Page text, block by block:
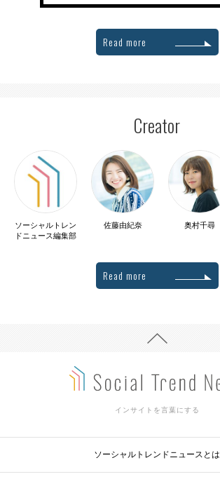
Read more
Creator
ソーシャルトレン
ドニュース編集部
佐藤由紀奈 奥村千尋
Read more
インサイトを言葉にする
ソーシャルトレンドニュースとは